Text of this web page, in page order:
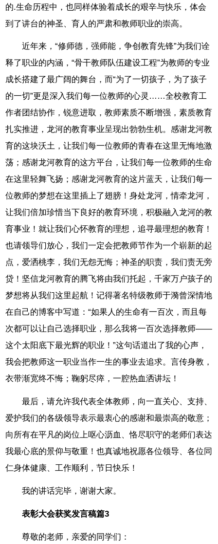
的.生命历程中，也同样体验着成长的艰辛与快乐，体会
到了讲台的神圣、育人的严肃和教师职业的崇高。
近年来，“修师德，强师能，争创教育先锋”为我们诠
释了职业的内涵，“骨干教师队伍建设工程”为教师的专业
成长搭建了最广阔的舞台，而“为了一切孩子，为了孩子
的一切”更是深入我们每一位教师的心灵……全校教育工
作者团结协作，锐意进取，教师素质不断增强，素质教育
扎实推进，龙河的教育事业呈现出勃勃生机。感谢龙河教
育的这块沃土，让我们每一位教师的青春在这里无悔地激
荡；感谢龙河教育的这方平台，让我们每一位教师的生命
在这里轻舞飞扬；感谢龙河教育的这片蓝天，让我们每一
位教师的梦想在这里插上了翅膀！身处龙河，情牵龙河，
让我们倍加珍惜当下良好的教育环境，积极融入龙河的教
育事业！就让我们心怀教育的理想，追寻最理想的教育！
也请领导们放心，我们一定会把教师节作为一个崭新的起
点，爱洒桃李，我们无怨无悔；神圣的职责，我们责无旁
贷！坚信龙河教育的腾飞将由我们托起，千家万户孩子的
梦想将从我们这里起航！记得著名特级教师于漪曾深情地
在自己的博客中写道：“如果人的生命有一百次，而且每
次都可以让自己选择职业，那么我将一百次选择教师——
这个太阳底下最光辉的职业！”这句话道出了我的心声，
我会把教师这一职业当作一生的事业去追求。言传身教，
衣带渐宽终不悔；鞠躬尽瘁，一腔热血洒讲坛！
最后，请允许我代表全体教师，向一直关心、支持、
爱护我们的各级领导表示最衷心的感谢和最崇高的敬意；
向所有在平凡的岗位上呕心沥血、恪尽职守的老师们表达
我最心底的景仰与敬重！也真诚地祝愿各位领导、各位同
仁身体健康、工作顺利，节日快乐！
我的讲话完毕，谢谢大家。
表彰大会获奖发言稿篇3
尊敬的老师，亲爱的同学们：